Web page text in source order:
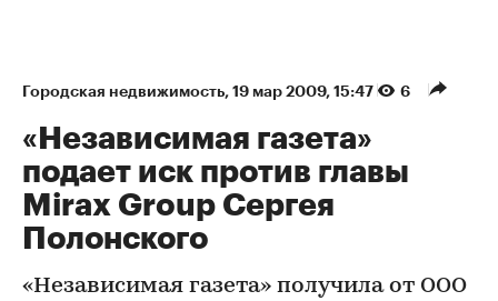
Городская недвижимость⁠, 19 мар 2009, 15:47 6
«Независимая газета»
подает иск против главы
Mirax Group Сергея
Полонского
«Независимая газета» получила от ООО